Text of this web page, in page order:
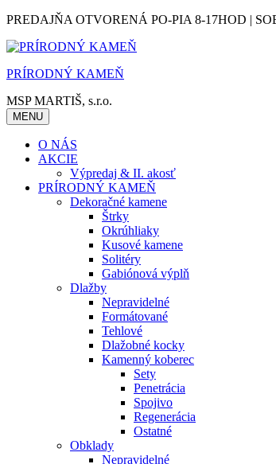
Skip
content
PREDAJŇA OTVORENÁ PO-PIA 8-17HOD |
PRÍRODNÝ KAMEŇ
MSP MARTIŠ, s.r.o.
MENU
O NÁS
AKCIE
Výpredaj & II. akosť
PRÍRODNÝ KAMEŇ
Dekoračné kamene
Štrky
Okrúhliaky
Kusové kamene
Solitéry
Gabiónová výplň
Dlažby
Nepravidelné
Formátované
Tehlové
Dlažobné kocky
Kamenný koberec
Sety
Penetrácia
Spojivo
Regenerácia
Ostatné
Obklady
Nepravidelné